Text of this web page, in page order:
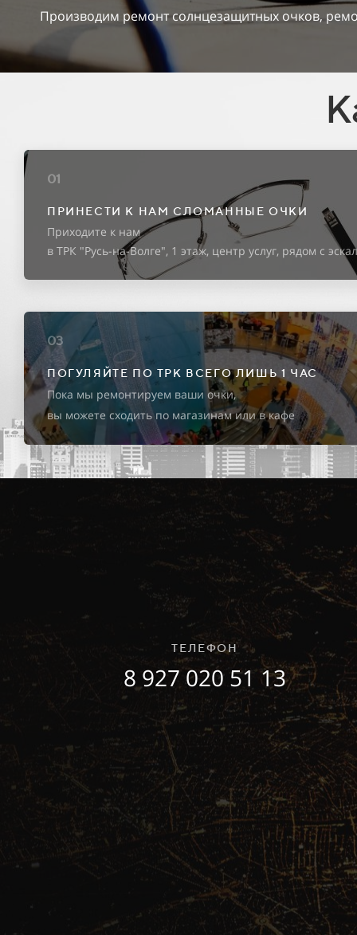
Производим ремонт солнцезащитных очков,
01
ПРИНЕСТИ К НАМ СЛОМАННЫЕ ОЧКИ
Приходите к нам
в ТРК "Русь-на-Волге", 1 этаж, центр услуг, рядом с
03
ПОГУЛЯЙТЕ ПО ТРК ВСЕГО ЛИШЬ 1 ЧАС
Пока мы ремонтируем ваши очки,
вы можете сходить по магазинам или в кафе
ТЕЛЕФОН
8 927 020 51 13